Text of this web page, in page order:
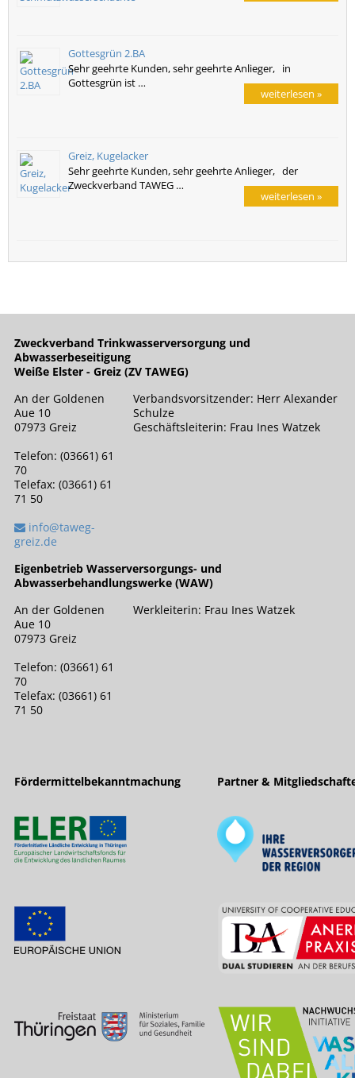
Gottesgrün 2.BA
Sehr geehrte Kunden, sehr geehrte Anlieger, in
Gottesgrün ist …
weiterlesen »
Greiz, Kugelacker
Sehr geehrte Kunden, sehr geehrte Anlieger, der
Zweckverband TAWEG …
weiterlesen »
Zweckverband Trinkwasserversorgung und
Abwasserbeseitigung
Weiße Elster - Greiz (ZV TAWEG)
An der Goldenen
Aue 10
07973 Greiz
Telefon: (03661) 61
70
Telefax: (03661) 61
71 50
info@taweg-
greiz.de
Verbandsvorsitzender: Herr Alexander
Schulze
Geschäftsleiterin: Frau Ines Watzek
Eigenbetrieb Wasserversorgungs- und
Abwasserbehandlungswerke (WAW)
An der Goldenen
Aue 10
07973 Greiz
Telefon: (03661) 61
70
Telefax: (03661) 61
71 50
Werkleiterin: Frau Ines Watzek
Fördermittelbekanntmachung Partner &